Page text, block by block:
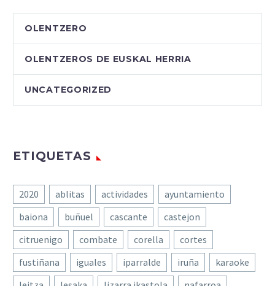
OLENTZERO
OLENTZEROS DE EUSKAL HERRIA
UNCATEGORIZED
ETIQUETAS
2020 ablitas actividades
ayuntamiento
baiona
buñuel cascante
castejon
citruenigo
combate corella
cortes
fustiñana
iguales iparralde iruña
karaoke